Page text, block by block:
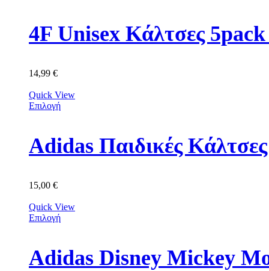
4F Unisex Κάλτσες
14,99 €
Quick View
Επιλογή
Adidas Παιδικές
15,00 €
Quick View
Επιλογή
Adidas Disney Mickey